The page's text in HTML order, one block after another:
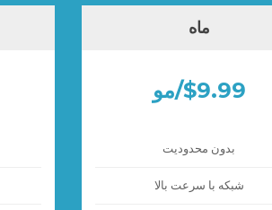
ماه
$9.99/مو
بدون محدودیت
شبکه با سرعت بالا